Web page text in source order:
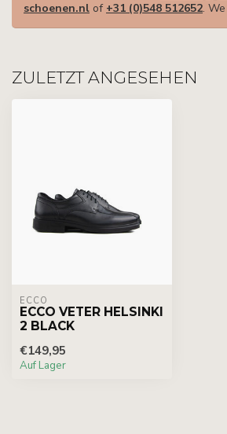
schoenen.nl of +31 (0)548 512652.
ZULETZT ANGESEHEN
ECCO
ECCO VETER HELSINKI
2 BLACK
€149,95
Auf Lager